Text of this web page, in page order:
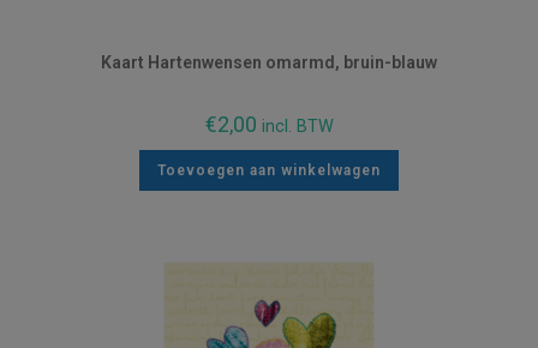
Kaart Hartenwensen omarmd, bruin-blauw
€2,00 incl. BTW
Toevoegen aan winkelwagen